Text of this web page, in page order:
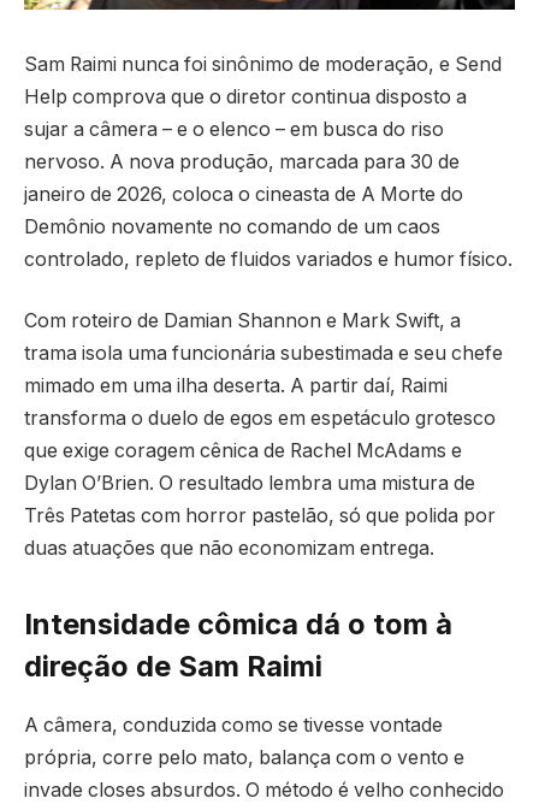
Sam Raimi nunca foi sinônimo de moderação, e Send
Help comprova que o diretor continua disposto a
sujar a câmera – e o elenco – em busca do riso
nervoso. A nova produção, marcada para 30 de
janeiro de 2026, coloca o cineasta de A Morte do
Demônio novamente no comando de um caos
controlado, repleto de fluidos variados e humor físico.
Com roteiro de Damian Shannon e Mark Swift, a
trama isola uma funcionária subestimada e seu chefe
mimado em uma ilha deserta. A partir daí, Raimi
transforma o duelo de egos em espetáculo grotesco
que exige coragem cênica de Rachel McAdams e
Dylan O’Brien. O resultado lembra uma mistura de
Três Patetas com horror pastelão, só que polida por
duas atuações que não economizam entrega.
Intensidade cômica dá o tom à
direção de Sam Raimi
A câmera, conduzida como se tivesse vontade
própria, corre pelo mato, balança com o vento e
invade closes absurdos. O método é velho conhecido